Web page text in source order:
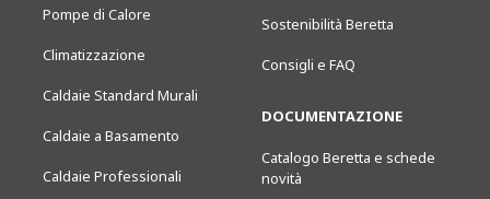
Pompe di Calore
Climatizzazione
Caldaie Standard Murali
Caldaie a Basamento
Caldaie Professionali
Sostenibilità Beretta
Consigli e FAQ
DOCUMENTAZIONE
Catalogo Beretta e schede
novità